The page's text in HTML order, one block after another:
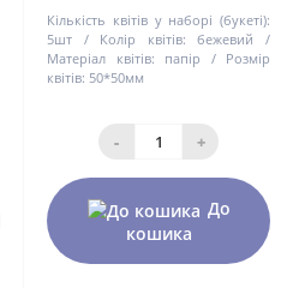
Кількість квітів у наборі (букеті):
5шт
Колір квітів:
бежевий
Матеріал квітів:
папір
Розмір
квітів: 50*50мм
- +
До
кошика